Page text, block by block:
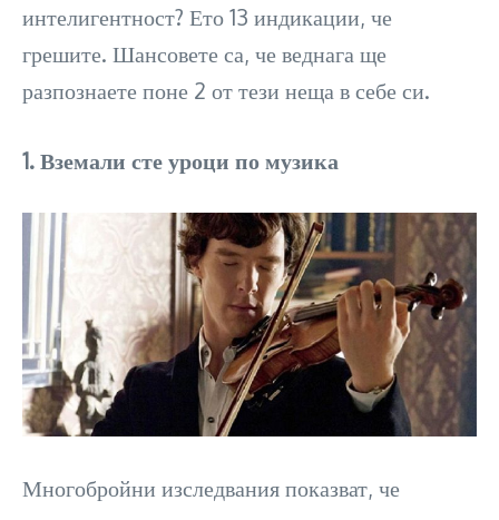
интелигентност? Ето 13 индикации, че
грешите. Шансовете са, че веднага ще
разпознаете поне 2 от тези неща в себе си.
1. Вземали сте уроци по музика
Многобройни изследвания показват, че